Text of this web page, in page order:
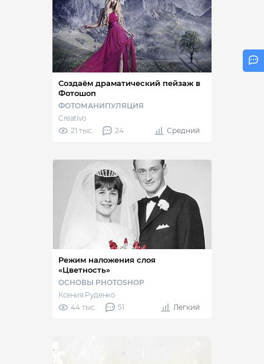
Создаём драматический пейзаж в
Фотошоп
ФОТОМАНИПУЛЯЦИЯ
Creativo
21 тыс.
24 Средний
Режим наложения слоя
«Цветность»
ОСНОВЫ PHOTOSHOP
Ксения Руденко
44 тыс.
51 Легкий